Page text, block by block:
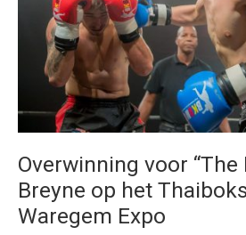
Overwinning voor “The
Breyne op het
Waregem Expo